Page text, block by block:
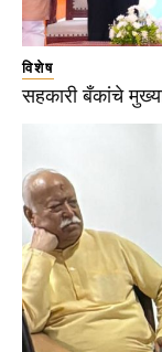
विशेष
सहकारी बँकांचे